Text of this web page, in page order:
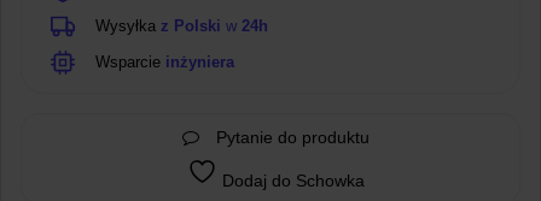
Wysyłka z Polski w 24h
Wsparcie inżyniera
Pytanie do produktu
Dodaj do Schowka